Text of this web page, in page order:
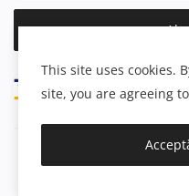
Copyright 2025
This site uses cookies.
site, you are agreeing